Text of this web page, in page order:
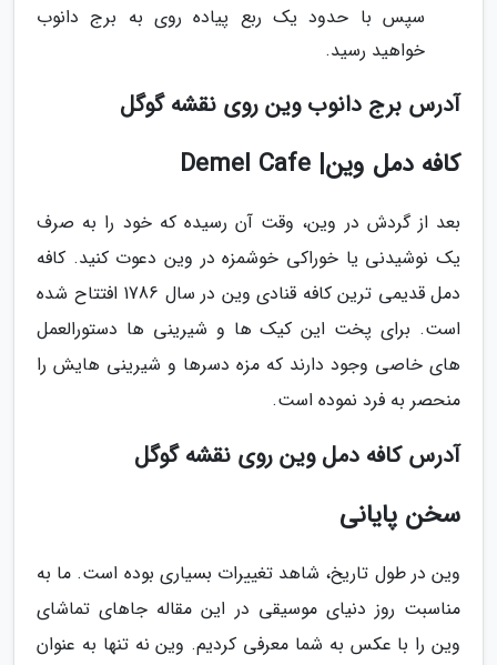
سپس با حدود یک ربع پیاده روی به برج دانوب
خواهید رسید.
آدرس برج دانوب وین روی نقشه گوگل
کافه دمل وین| Demel Cafe
بعد از گردش در وین، وقت آن رسیده که خود را به صرف
یک نوشیدنی یا خوراکی خوشمزه در وین دعوت کنید. کافه
دمل قدیمی ترین کافه قنادی وین در سال 1786 افتتاح شده
است. برای پخت این کیک ها و شیرینی ها دستورالعمل
های خاصی وجود دارند که مزه دسرها و شیرینی هایش را
منحصر به فرد نموده است.
آدرس کافه دمل وین روی نقشه گوگل
سخن پایانی
وین در طول تاریخ، شاهد تغییرات بسیاری بوده است. ما به
مناسبت روز دنیای موسیقی در این مقاله جاهای تماشای
وین را با عکس به شما معرفی کردیم. وین نه تنها به عنوان